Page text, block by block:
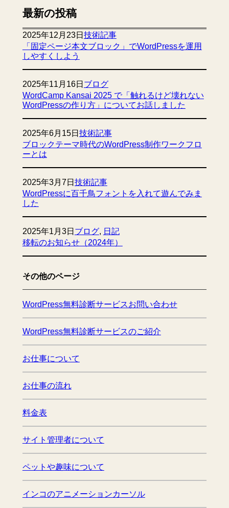
最新の投稿
2025年12月23日 技術記事
「固定ページ本文ブロック」でWordPressを運用
しやすくしよう
2025年11月16日 ブログ
WordCamp Kansai 2025 で「触れるけど壊れない
WordPressの作り方」についてお話しました
2025年6月15日 技術記事
ブロックテーマ時代のWordPress制作ワークフロ
ーとは
2025年3月7日 技術記事
WordPressに百千鳥フォントを入れて遊んでみま
した
2025年1月3日 ブログ, 日記
移転のお知らせ（2024年）
その他のページ
WordPress無料診断サービスお問い合わせ
WordPress無料診断サービスのご紹介
お仕事について
お仕事の流れ
料金表
サイト管理者について
ペットや趣味について
インコのアニメーションカーソル